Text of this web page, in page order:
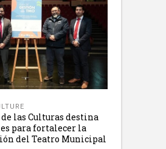
las Culturas destina
para fortalecer la
del Teatro Municipal